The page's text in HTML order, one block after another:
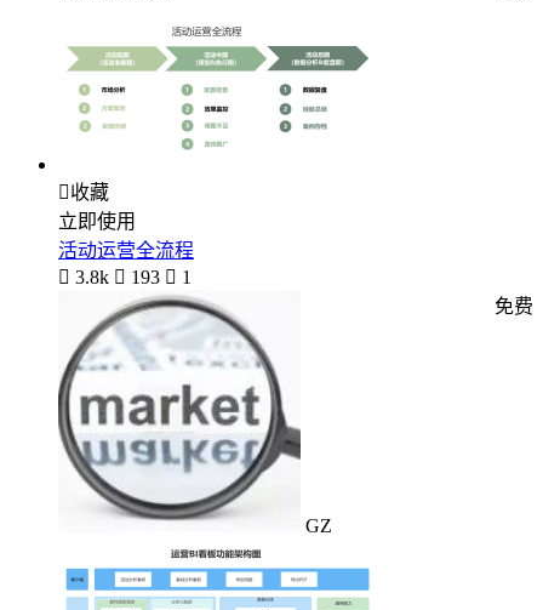
收藏
立即使用
活动运营全流程
 3.8k  193  1
GZ
免费